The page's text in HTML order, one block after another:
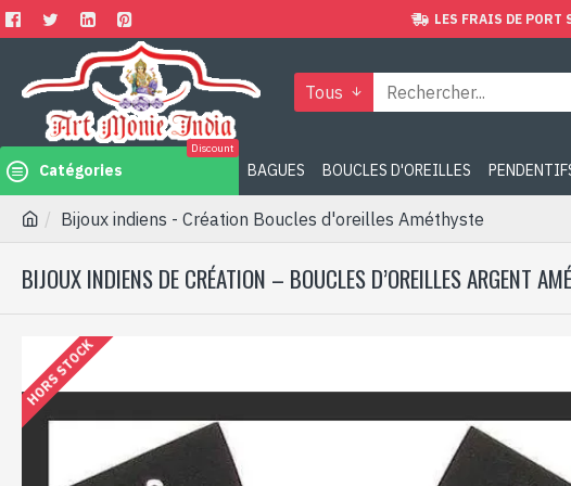
LES FRAIS DE
Tous
Catégories
Discount
BAGUES BOUCLES D'OREILLES
Bijoux indiens - Création Boucles d'oreilles Améthyste
BIJOUX INDIENS DE CRÉATION – BOUCLES D’OREILLES ARGENT
HORS STOCK